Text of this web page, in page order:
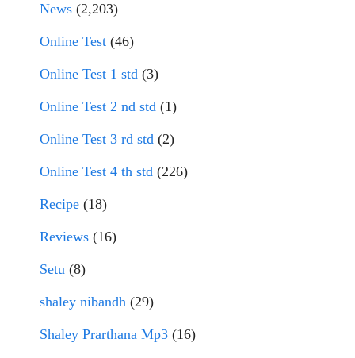
News (2,203)
Online Test (46)
Online Test 1 std (3)
Online Test 2 nd std (1)
Online Test 3 rd std (2)
Online Test 4 th std (226)
Recipe (18)
Reviews (16)
Setu (8)
shaley nibandh (29)
Shaley Prarthana Mp3 (16)